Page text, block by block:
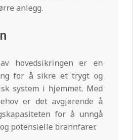
anlegg.
hovedsikringen er en
for å sikre et trygt og
system i hjemmet. Med
er det avgjørende å
for å unngå
potensielle brannfarer.